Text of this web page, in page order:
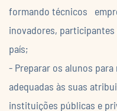
formando técnicos
inovadores,
país;
- Preparar os alunos
adequadas às suas
instituições públicas e